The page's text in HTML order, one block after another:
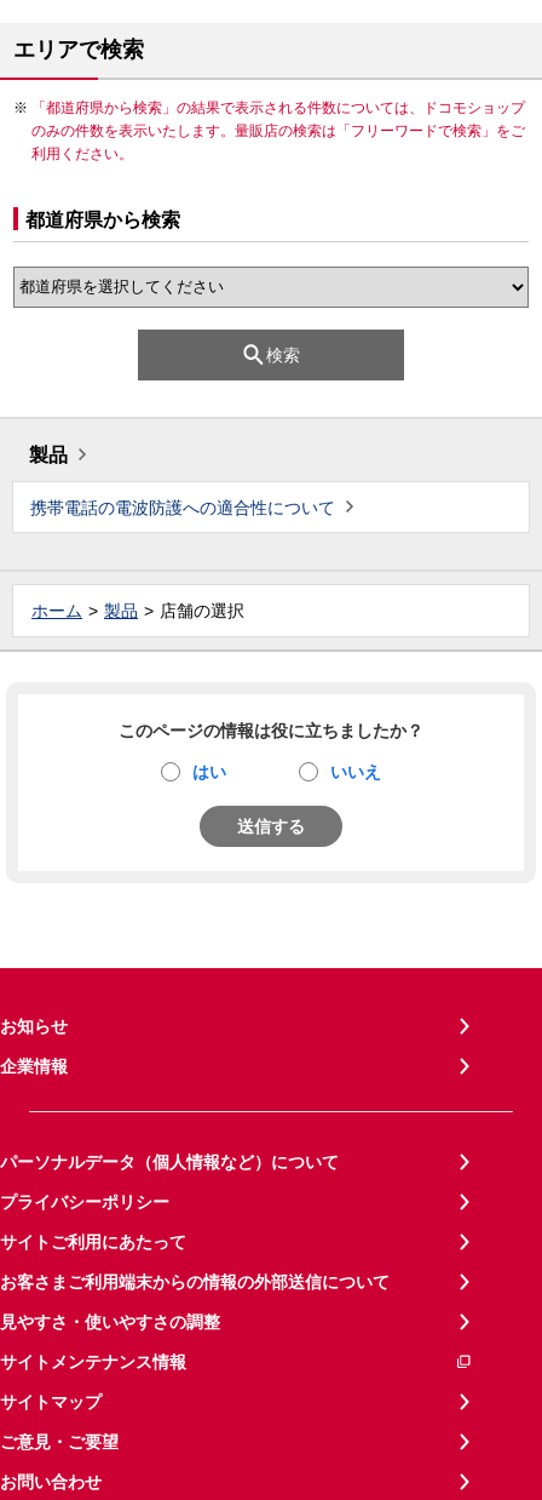
エリアで検索
「都道府県から検索」の結果で表示される件数については、ドコモショップ
のみの件数を表示いたします。量販店の検索は「フリーワードで検索」をご
利用ください。
都道府県から検索
検索
製品
携帯電話の電波防護への適合性について
ホーム 製品 店舗の選択
このページの情報は役に立ちましたか？
はい いいえ
送信する
お知らせ
企業情報
パーソナルデータ（個人情報など）について
プライバシーポリシー
サイトご利用にあたって
お客さまご利用端末からの情報の外部送信について
見やすさ・使いやすさの調整
サイトメンテナンス情報
サイトマップ
ご意見・ご要望
お問い合わせ